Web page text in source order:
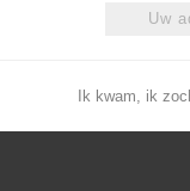
Uw
Ik kwam, ik